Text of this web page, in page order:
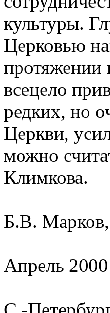
культуры.
Церковью
всецело
редких, но
Церкви,
можно
Климкова.
Б.В. Марков,
Апрель 2000